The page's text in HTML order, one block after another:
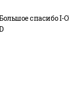
спасибо I-